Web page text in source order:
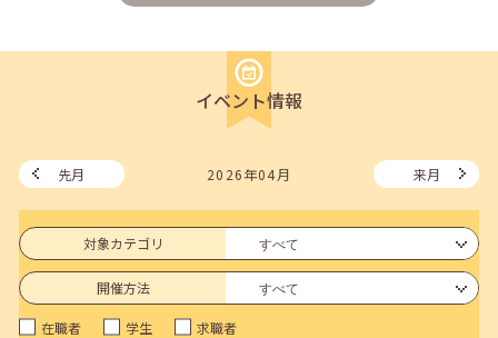
7月のセミナー情報を公開いたしました。
2026年06月03日(水) jobcafeからのお知らせ
メールカウンセリング、就職決定報告フォーム復旧いたしました。
jobcafeからのお知らせ
についてのお知らせ
2026年04月25日(土) jobcafeからのお知らせ
5月のセミナー情報を公開いたしました。
イベント情報
先月 2026年04月 来月
対象カテゴリ
開催方法
在職者 学生 求職者